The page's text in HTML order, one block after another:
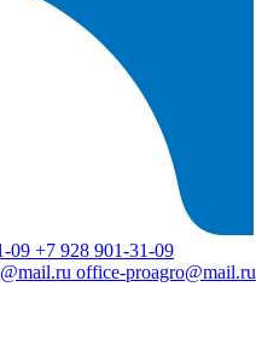
09 +7 928 901-31-09
office-proagro@mail.ru